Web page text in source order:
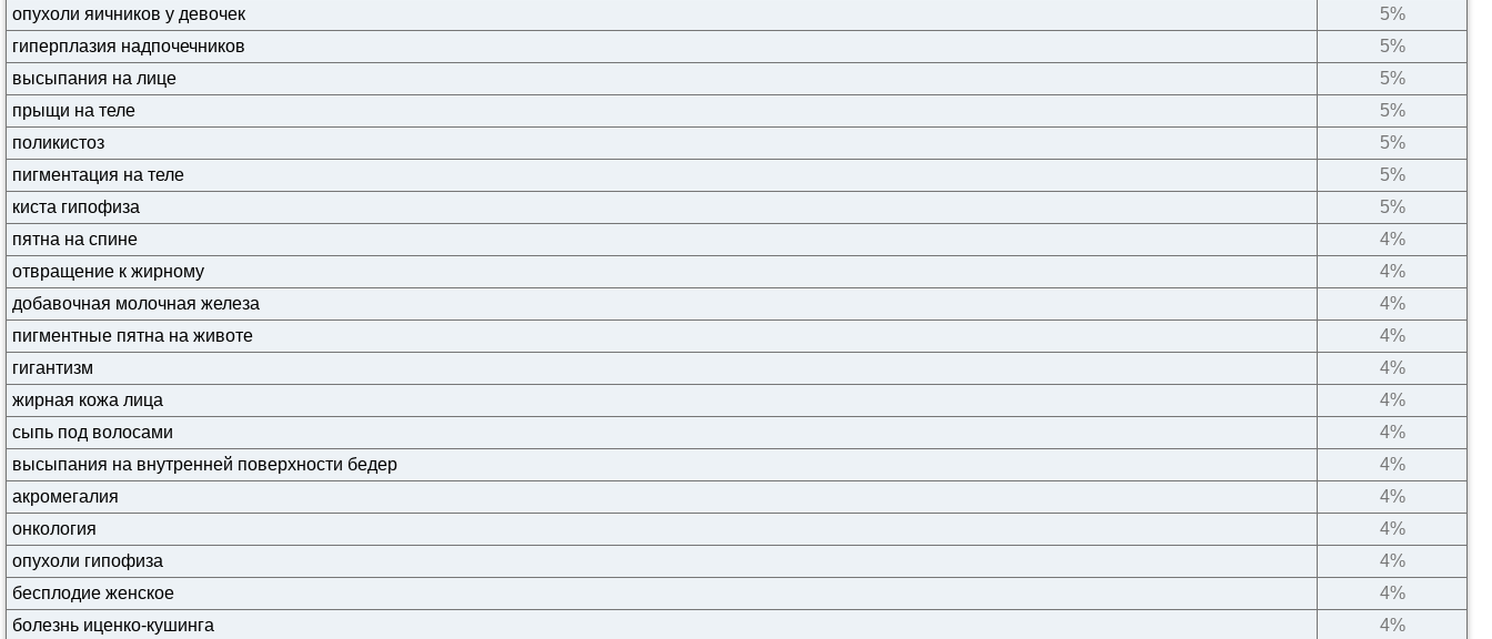
опухоли яичников у девочек
5%
гиперплазия надпочечников
5%
высыпания на лице
5%
прыщи на теле
5%
поликистоз
5%
пигментация на теле
5%
киста гипофиза
5%
пятна на спине
4%
отвращение к жирному
4%
добавочная молочная железа
4%
пигментные пятна на животе
4%
гигантизм
4%
жирная кожа лица
4%
сыпь под волосами
4%
высыпания на внутренней поверхности бедер
4%
акромегалия
4%
онкология
4%
опухоли гипофиза
4%
бесплодие женское
4%
болезнь иценко-кушинга
4%